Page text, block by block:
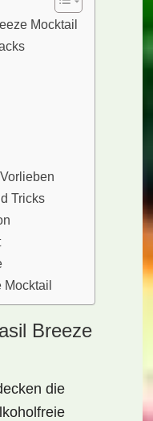
Mocktail
Tricks
Mocktail
Breeze
die